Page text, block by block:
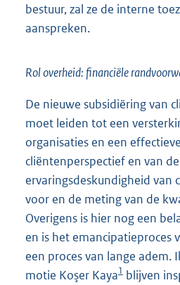
bestuur, zal ze de interne
aanspreken.
Rol overheid: financiële
De nieuwe subsidiëring van
moet leiden tot een
organisaties en een
cliëntenperspectief en van de
ervaringsdeskundigheid van
voor en de meting van de
Overigens is hier nog een
en is het emancipatieproces
een proces van lange adem.
motie Koşer Kaya1 blijven